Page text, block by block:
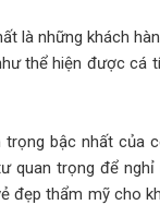
là những khách
thể hiện được cá
trọng bậc nhất của
quan trọng để nghỉ
đẹp thẩm mỹ cho